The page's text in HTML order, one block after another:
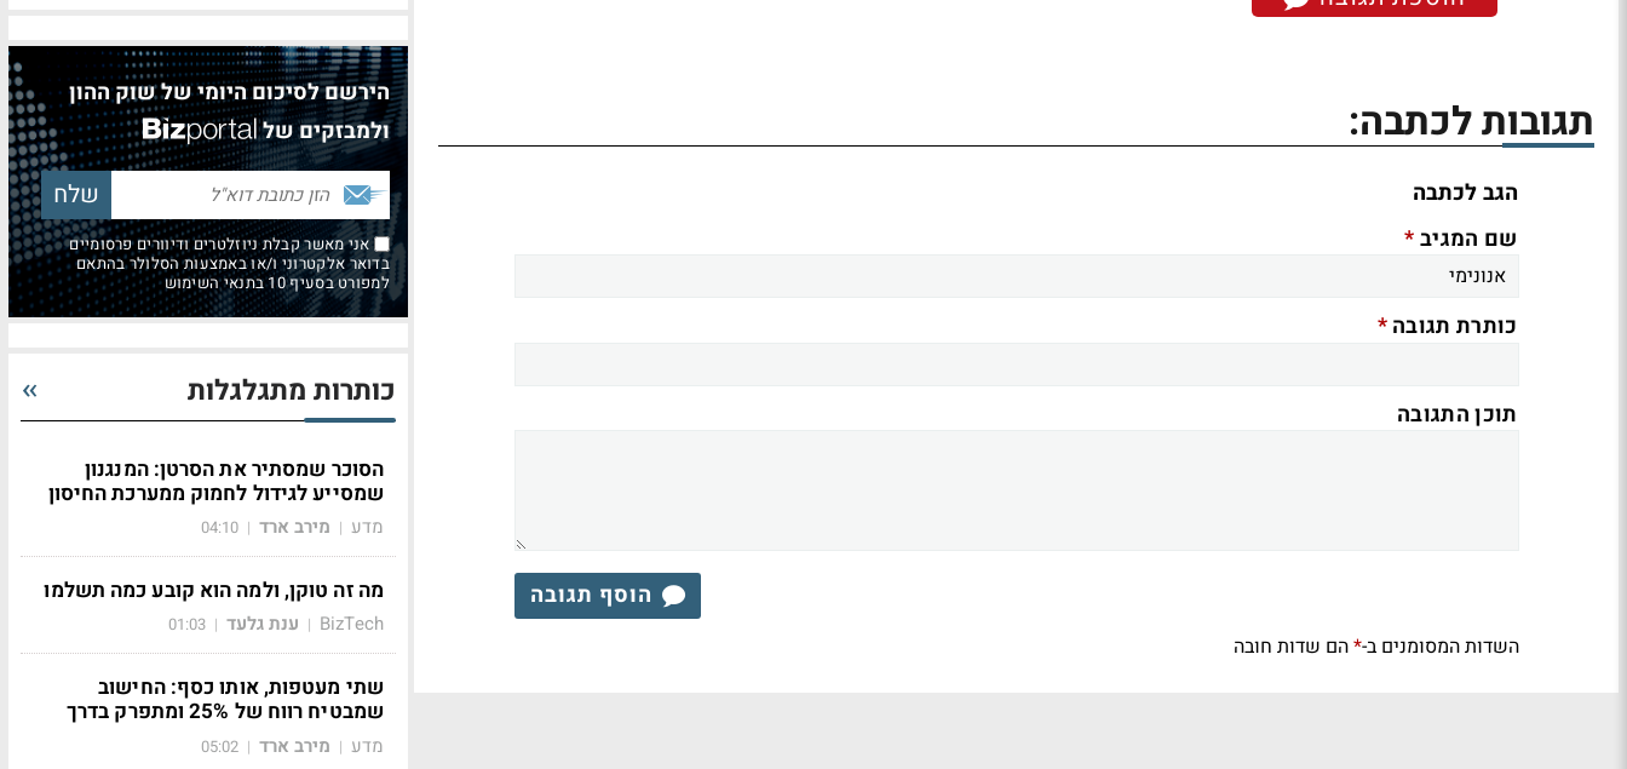
תגובות לכתבה:
הגב לכתבה
שם המגיב*
כותרת תגובה*
תוכן התגובה
הוסף תגובה
השדות המסומנים ב-*הם שדות חובה
הירשם לסיכום היומי של שוק ההון
ולמבזקים של
אני מאשר קבלת ניוזלטרים ודיוורים פרסומיים
בדואר אלקטרוני ו/או באמצעות הסלולר בהתאם
למפורט בסעיף 10 בתנאי השימוש
כותרות מתגלגלות
הסוכר שמסתיר את הסרטן: המנגנון
שמסייע לגידול לחמוק ממערכת החיסון
מדע | מירב ארד |
04:10
מה זה טוקן, ולמה הוא קובע כמה תשלמו
BizTech
| ענת גלעד |
01:03
שתי מעטפות, אותו כסף: החישוב
שמבטיח רווח של 25% ומתפרק בדרך
מדע | מירב ארד |
05:02